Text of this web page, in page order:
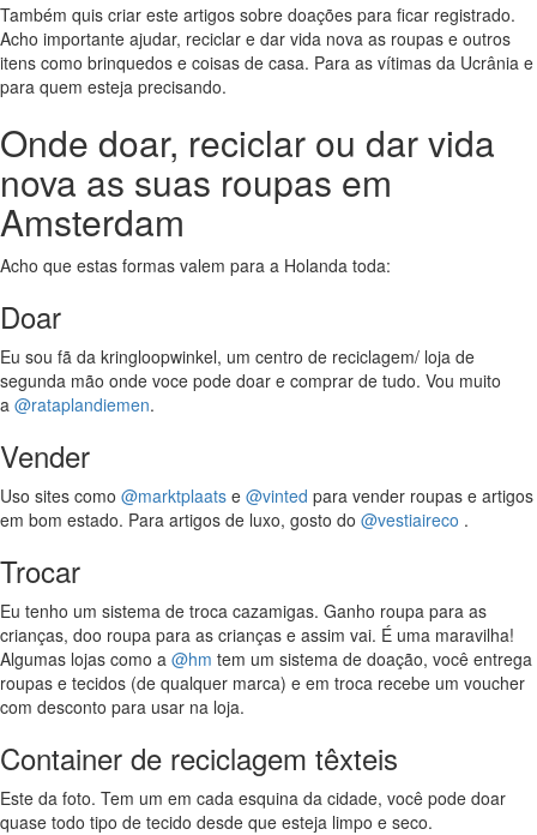
Também quis criar este artigos sobre doações para ficar registrado.
Acho importante ajudar, reciclar e dar vida nova as roupas e outros
itens como brinquedos e coisas de casa. Para as vítimas da Ucrânia e
para quem esteja precisando.
Onde doar, reciclar ou dar vida
nova as suas roupas em
Amsterdam
Acho que estas formas valem para a Holanda toda:
Doar
Eu sou fã da kringloopwinkel, um centro de reciclagem/ loja de
segunda mão onde voce pode doar e comprar de tudo. Vou muito
a @rataplandiemen.
Vender
Uso sites como @marktplaats e @vinted para vender roupas e artigos
em bom estado. Para artigos de luxo, gosto do @vestiaireco .
Trocar
Eu tenho um sistema de troca cazamigas. Ganho roupa para as
crianças, doo roupa para as crianças e assim vai. É uma maravilha!
Algumas lojas como a @hm tem um sistema de doação, você entrega
roupas e tecidos (de qualquer marca) e em troca recebe um voucher
com desconto para usar na loja.
Container de reciclagem têxteis
Este da foto. Tem um em cada esquina da cidade, você pode doar
quase todo tipo de tecido desde que esteja limpo e seco.